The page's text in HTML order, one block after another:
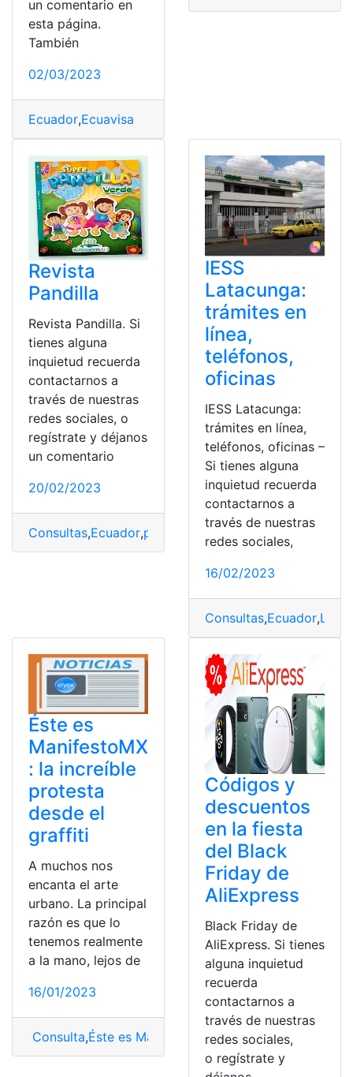
un comentario en
esta página.
También
02/03/2023
Ecuador,Ecuavisa
Revista
Pandilla
Revista Pandilla. Si
tienes alguna
inquietud recuerda
contactarnos a
través de nuestras
redes sociales, o
regístrate y déjanos
un comentario
20/02/2023
Consultas,Ecuador,pandillas Revista pandilla
IESS
Latacunga:
trámites en
línea,
teléfonos,
oficinas
IESS Latacunga:
trámites en línea,
teléfonos, oficinas –
Si tienes alguna
inquietud recuerda
contactarnos a
través de nuestras
redes sociales,
16/02/2023
Consultas,Ecuador,
Éste es
ManifestoMX
: la increíble
protesta
desde el
graffiti
A muchos nos
encanta el arte
urbano. La principal
razón es que lo
tenemos realmente
a la mano, lejos de
16/01/2023
Consulta,Éste es ManifestoMX,ManifestoMX
Códigos y
descuentos
en la fiesta
del Black
Friday de
AliExpress
Black Friday de
AliExpress. Si tienes
alguna inquietud
recuerda
contactarnos a
través de nuestras
redes sociales,
o regístrate y